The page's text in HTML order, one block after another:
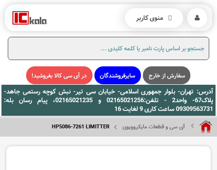
سفارش از خارج سایرفروشندگان در آی سی کالا بفروشید!
آدرس: تهران- بلوار جمهوری اسلامی- خیابان سی تیر- نبش کوچه رستمی جاهد-
پلاک67- واحد2 - تلفن:02165021256 و 02165021235، پیام رسان بله:
09309563731 ساعت کاری 9 لغایت 16
آی سی و قطعات مایکروویوی HP5086-7261 LIMITTER
منوی کاربر